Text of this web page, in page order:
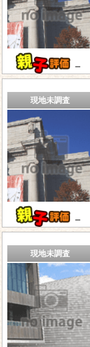
－
現地未調査
－
現地未調査